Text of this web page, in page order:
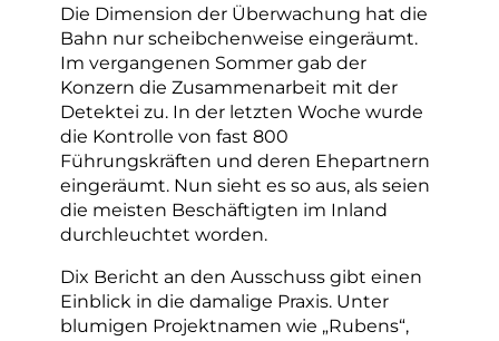
Die Dimension der Überwachung hat die
Bahn nur scheibchenweise eingeräumt.
Im vergangenen Sommer gab der
Konzern die Zusammenarbeit mit der
Detektei zu. In der letzten Woche wurde
die Kontrolle von fast 800
Führungskräften und deren Ehepartnern
eingeräumt. Nun sieht es so aus, als seien
die meisten Beschäftigten im Inland
durchleuchtet worden.
Dix Bericht an den Ausschuss gibt einen
Einblick in die damalige Praxis. Unter
blumigen Projektnamen wie „Rubens“,